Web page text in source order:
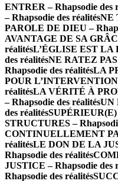
ENTRER – Rhapsodie des
– Rhapsodie des réalitésNE
PAROLE DE DIEU –
AVANTAGE DE SA
réalitésL’ÉGLISE EST LA
des réalitésNE RATEZ
Rhapsodie des réalitésLA
POUR
réalitésLA VÉRITÉ À
– Rhapsodie des réalitésUN
des réalités
STRUCTURES –
CONTINUELLEMENT
réalitésLE DON DE LA
Rhapsodie des réalités
JUSTICE – Rhapsodie des
Rhapsodie des réalités